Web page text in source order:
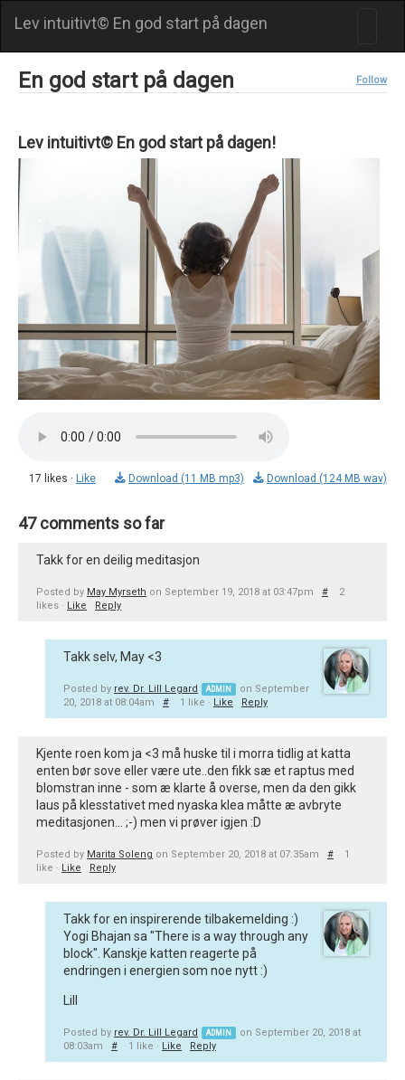
Lev intuitivt© En god start på dagen
En god start på dagen Follow
Lev intuitivt© En god start på dagen!
17 likes · Like Download (124 MB wav)
Download (11 MB mp3)
47 comments so far
Takk for en deilig meditasjon
Posted by May Myrseth on September 19, 2018 at 03:47pm #
2
likes · Like Reply
Takk selv, May <3
Posted by rev. Dr. Lill Legard ADMIN
on September
20, 2018 at 08:04am
# 1 like · Like Reply
Kjente roen kom ja <3 må huske til i morra tidlig at katta
enten bør sove eller være ute..den fikk sæ et raptus med
blomstran inne - som æ klarte å overse, men da den gikk
laus på klesstativet med nyaska klea måtte æ avbryte
meditasjonen... ;-) men vi prøver igjen :D
Posted by Marita Soleng on September 20, 2018 at 07:35am #
1
like · Like Reply
Takk for en inspirerende tilbakemelding :)
Yogi Bhajan sa "There is a way through any
block". Kanskje katten reagerte på
endringen i energien som noe nytt :)
Lill
Posted by rev. Dr. Lill Legard ADMIN
on September 20, 2018 at
08:03am
# 1 like · Like Reply